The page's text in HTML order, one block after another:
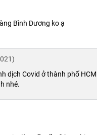
MagSafe
cấp tính năng sạc
256GB
.
hóa để căn chỉnh và
Bình Dương ko ạ
dịch Covid ở thành phố
nhé.